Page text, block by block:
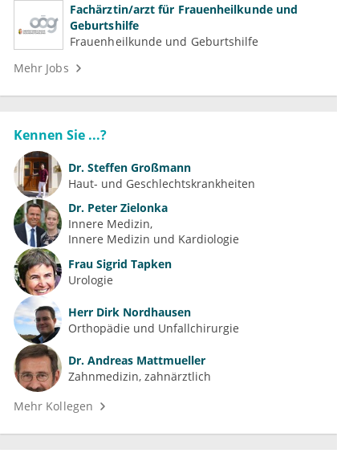
Fachärztin/arzt für Frauenheilkunde und
Geburtshilfe
Frauenheilkunde und Geburtshilfe
Mehr Jobs
Kennen Sie ...?
Dr. Steffen Großmann
Haut- und Geschlechtskrankheiten
Dr. Peter Zielonka
Innere Medizin
Innere Medizin und Kardiologie
Frau Sigrid Tapken
Urologie
Herr Dirk Nordhausen
Orthopädie und Unfallchirurgie
Dr. Andreas Mattmueller
Zahnmedizin, zahnärztlich
Mehr Kollegen